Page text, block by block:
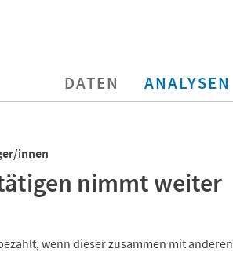
DATEN ANALYSEN
innen
nimmt weiter
wenn dieser zusammen mit anderen